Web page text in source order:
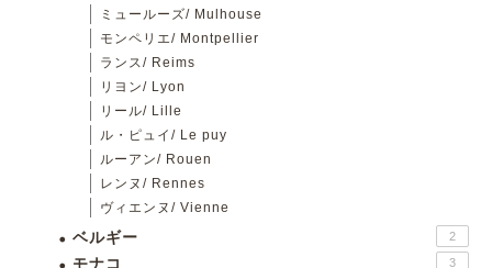
ミュールーズ/ Mulhouse
モンペリエ/ Montpellier
ランス/ Reims
リヨン/ Lyon
リール/ Lille
ル・ピュイ/ Le puy
ルーアン/ Rouen
レンヌ/ Rennes
ヴィエンヌ/ Vienne
ベルギー 2
モナコ 3